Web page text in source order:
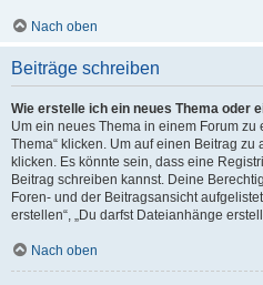
Nach oben
Beiträge schreiben
Wie erstelle ich ein neues Thema oder
Um ein neues Thema in einem Forum zu
Thema“ klicken. Um auf einen Beitrag zu
klicken. Es könnte sein, dass eine
Beitrag schreiben kannst. Deine
Foren- und der Beitragsansicht
erstellen“, „Du darfst Dateianhänge
Nach oben